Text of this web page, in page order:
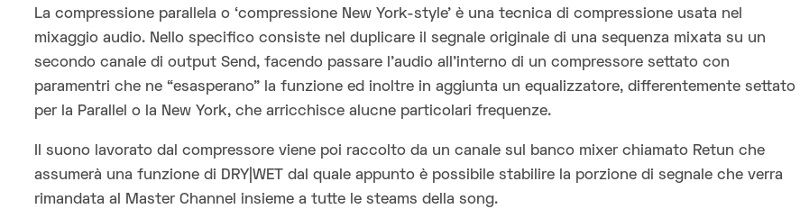
La compressione parallela o ‘compressione New York-style’ è una tecnica di compressione usata nel
mixaggio audio. Nello specifico consiste nel duplicare il segnale originale di una sequenza mixata su un
secondo canale di output Send, facendo passare l’audio all’interno di un compressore settato con
paramentri che ne “esasperano” la funzione ed inoltre in aggiunta un equalizzatore, differentemente settato
per la Parallel o la New York, che arricchisce alucne particolari frequenze.
Il suono lavorato dal compressore viene poi raccolto da un canale sul banco mixer chiamato Retun che
assumerà una funzione di DRY|WET dal quale appunto è possibile stabilire la porzione di segnale che verra
rimandata al Master Channel insieme a tutte le steams della song.